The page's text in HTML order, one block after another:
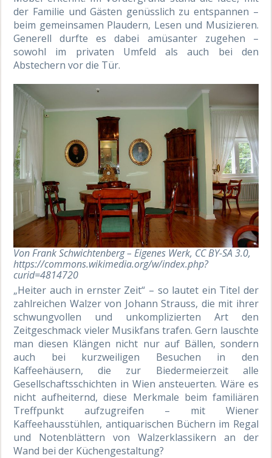
der Familie und Gästen genüsslich zu entspannen –
beim gemeinsamen Plaudern, Lesen und Musizieren.
Generell durfte es dabei amüsanter zugehen –
sowohl im privaten Umfeld als auch bei den
Abstechern vor die Tür.
Von Frank Schwichtenberg – Eigenes Werk, CC BY-SA 3.0,
https://commons.wikimedia.org/w/index.php?
curid=4814720
„Heiter auch in ernster Zeit“ – so lautet ein Titel der
zahlreichen Walzer von Johann Strauss, die mit ihrer
schwungvollen und unkomplizierten Art den
Zeitgeschmack vieler Musikfans trafen. Gern lauschte
man diesen Klängen nicht nur auf Bällen, sondern
auch bei kurzweiligen Besuchen in den
Kaffeehäusern, die zur Biedermeierzeit alle
Gesellschaftsschichten in Wien ansteuerten. Wäre es
nicht aufheiternd, diese Merkmale beim familiären
Treffpunkt aufzugreifen – mit Wiener
Kaffeehausstühlen, antiquarischen Büchern im Regal
und Notenblättern von Walzerklassikern an der
Wand bei der Küchengestaltung?